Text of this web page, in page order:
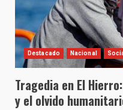
Destacado Nacional
Tragedia en El
y el olvido